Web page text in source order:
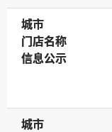
城市
城市
门店名称
门店名称
信息公示
信息公示
城市
城市